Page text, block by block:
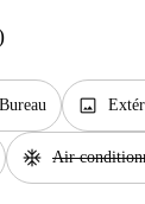
Bureau image
ac_unit Air